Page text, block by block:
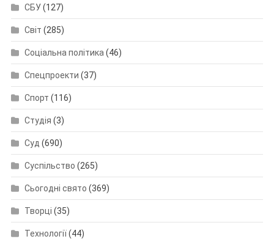
СБУ(127)
Світ (285)
Соціальна політика (46)
Спецпроекти (37)
Спорт (116)
Студія (3)
Суд (690)
Суспільство (265)
Сьогодні свято (369)
Творці (35)
Технології(44)